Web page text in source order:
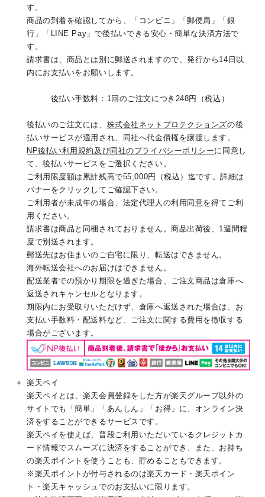
す。
商品の到着を確認してから、「コンビニ」「郵便局」「銀
行」「LINE Pay」で後払いできる安心・簡単な決済方法で
す。
請求書は、商品とは別に郵送されますので、発行から14日以
内にお支払いをお願いします。
後払い手数料：1回のご注文につき248円（税込）
後払いのご注文には、 株式会社ネットプロテクションズの後
払いサービスが適用され、同社へ代金債権を譲渡します。
NP後払い利用規約及び同社のプライバシーポリシーに同意し
て、後払いサービスをご選択ください。
ご利用限度額は累計残高で55,000円（税込）迄です。詳細は
バナーをクリックしてご確認下さい。
ご利用者が未成年の場合、法定代理人の利用同意を得てご利
用ください。
請求書は商品と同梱されておりません。商品出荷後、1週間程
度で別送されます。
郵送先はお住まいのご自宅に限り、転送はできません。
海外転送会社へのお届けはできません。
配送業者での預かり期限を過ぎた場合、ご注文商品は倉庫へ
返送されキャンセルとなります。
期限内にお受取りいただけず、倉庫へ返送された場合は、お
支払い手数料・配送料など、ご注文に関する費用を徴収する
場合がございます。
楽天ペイ
楽天ペイとは、楽天会員登録をした方が楽天グループ以外の
サイトでも「簡単」「あんしん」「お得」に、オンライン決
済をすることができるサービスです。
楽天ペイを使えば、普段ご利用いただいているクレジットカ
ード情報でスムーズに決済をすることができ、また、お持ち
の楽天ポイントを使うことも、貯めることもできます。
※楽天ポイントが付与されるのは楽天カード・楽天ポイン
ト・楽天キャッシュでのお支払いに限ります。